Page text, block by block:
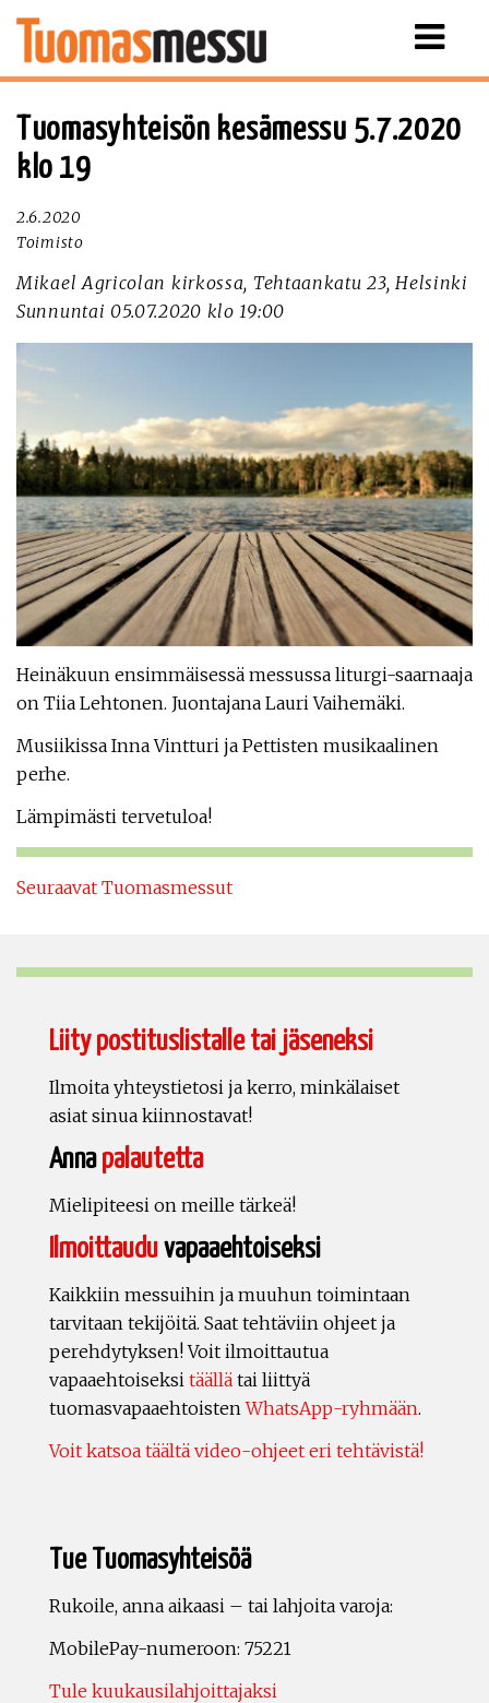
Näytä
Tuomasyhteisön kesämessu 5.7.2020
klo 19
2.6.2020
Toimisto
Mikael Agricolan kirkossa, Tehtaankatu 23, Helsinki
Sunnuntai 05.07.2020 klo 19:00
Heinäkuun ensimmäisessä messussa liturgi-saarnaaja
on Tiia Lehtonen. Juontajana Lauri Vaihemäki.
Musiikissa Inna Vintturi ja Pettisten musikaalinen
perhe.
Lämpimästi tervetuloa!
Seuraavat Tuomasmessut
Liity postituslistalle tai jäseneksi
Ilmoita yhteystietosi ja kerro, minkälaiset
asiat sinua kiinnostavat!
Annapalautetta
Mielipiteesi on meille tärkeä!
Ilmoittauduvapaaehtoiseksi
Kaikkiin messuihin ja muuhun toimintaan
tarvitaan tekijöitä. Saat tehtäviin ohjeet ja
perehdytyksen! Voit ilmoittautua
vapaaehtoiseksi täällä tai liittyä
tuomasvapaaehtoistenWhatsApp-ryhmään.
Voit katsoa täältä video-ohjeet eri tehtävistä!
Tue Tuomasyhteisöä
Rukoile, anna aikaasi – tai lahjoita varoja:
MobilePay-numeroon: 75221
Tule kuukausilahjoittajaksi